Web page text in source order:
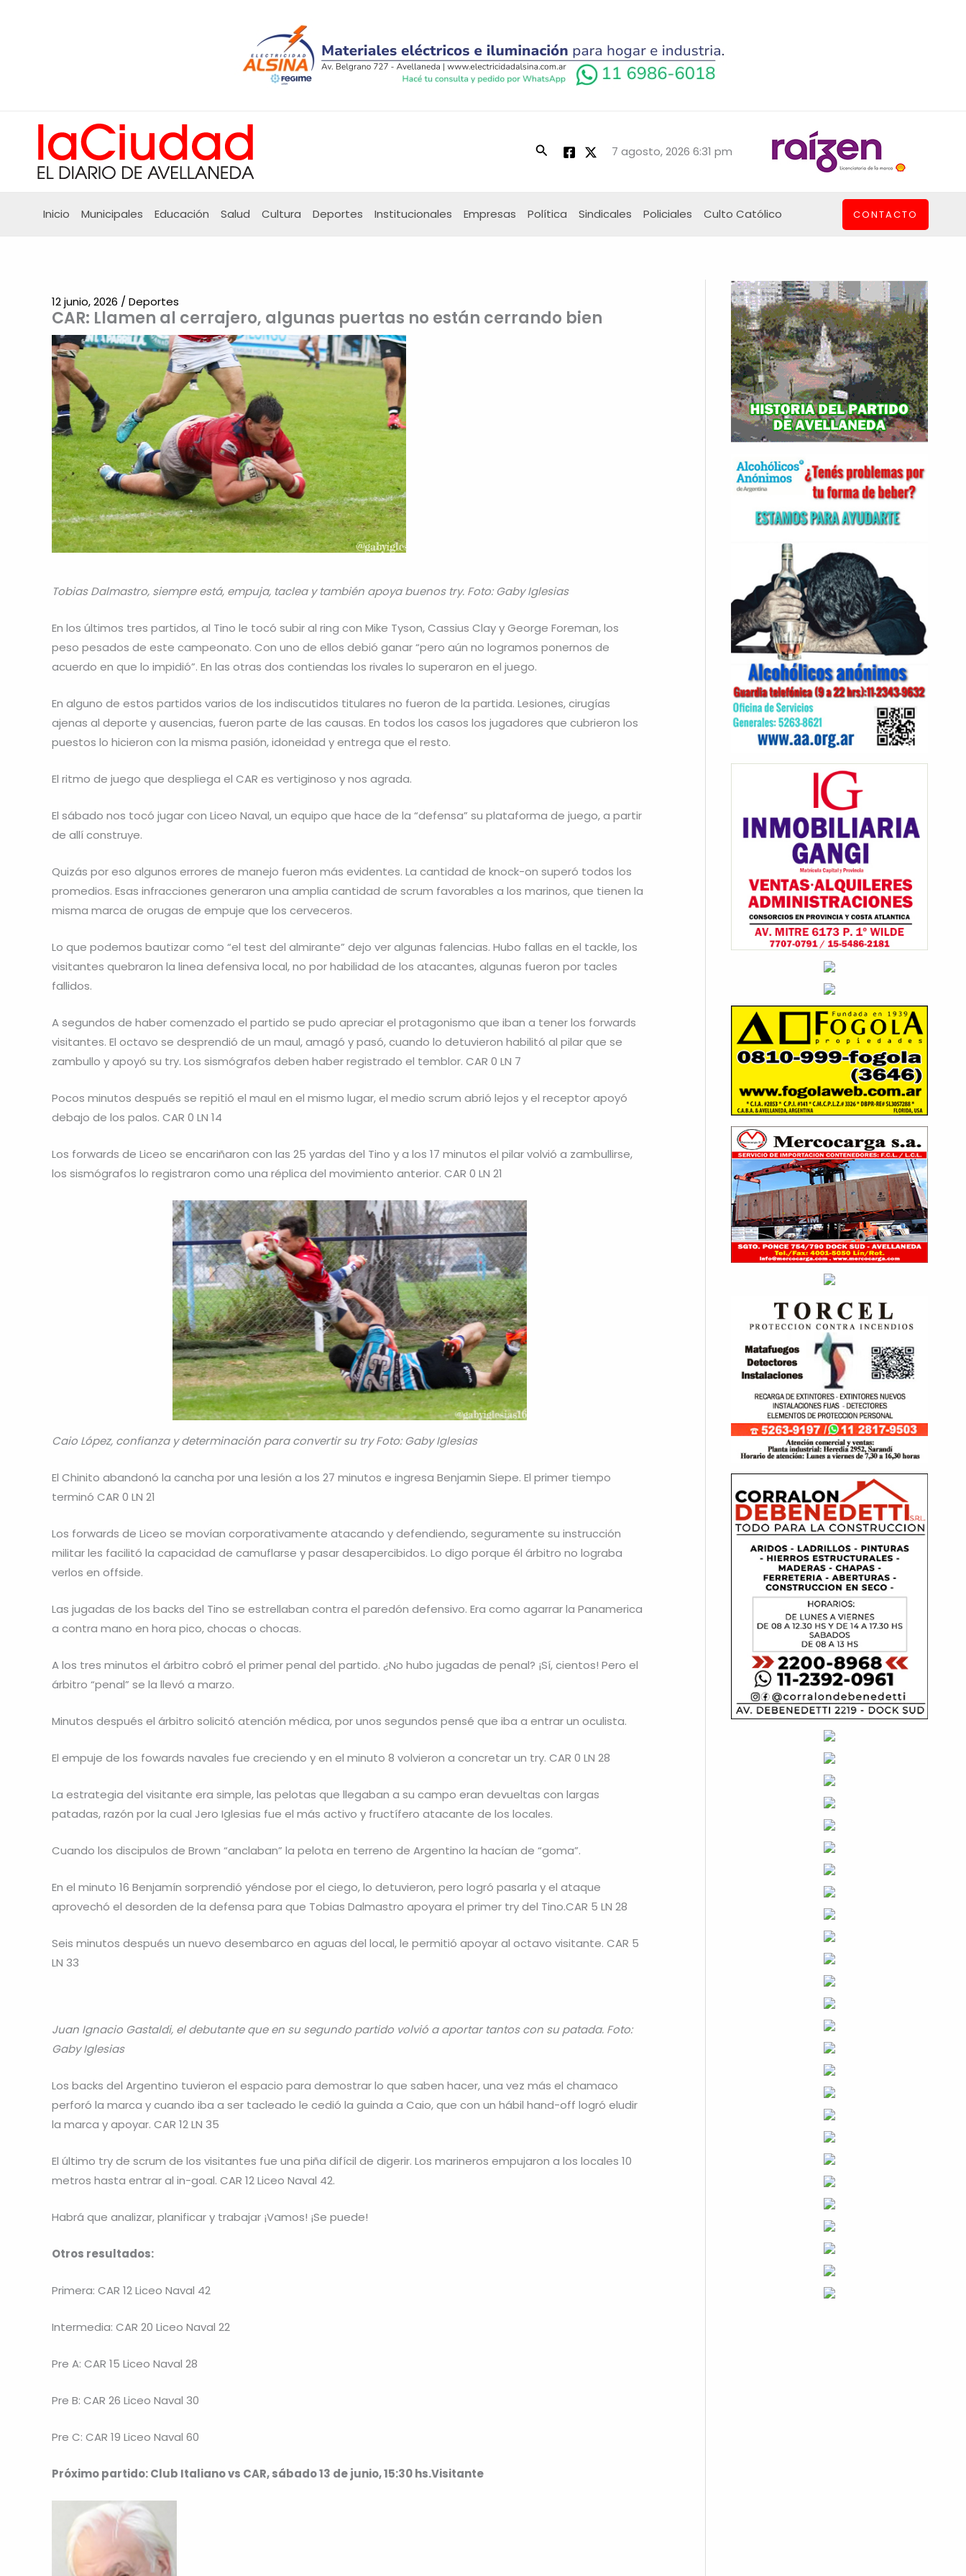
Buscar 7 agosto, 2026 6:31 pm
Inicio Municipales Educación Salud Cultura Deportes Institucionales Empresas Política Sindicales Policiales Culto Católico CONTACTO
CAR: Llamen al cerrajero, algunas puertas no están cerrando bien
12 junio, 2026 / Deportes
Tobias Dalmastro, siempre está, empuja, taclea y también apoya buenos try. Foto: Gaby Iglesias
En los últimos tres partidos, al Tino le tocó subir al ring con Mike Tyson, Cassius Clay y George Foreman, los
peso pesados de este campeonato. Con uno de ellos debió ganar “pero aún no logramos ponernos de
acuerdo en que lo impidió”. En las otras dos contiendas los rivales lo superaron en el juego.
En alguno de estos partidos varios de los indiscutidos titulares no fueron de la partida. Lesiones, cirugías
ajenas al deporte y ausencias, fueron parte de las causas. En todos los casos los jugadores que cubrieron los
puestos lo hicieron con la misma pasión, idoneidad y entrega que el resto.
El ritmo de juego que despliega el CAR es vertiginoso y nos agrada.
El sábado nos tocó jugar con Liceo Naval, un equipo que hace de la “defensa” su plataforma de juego, a partir
de allí construye.
Quizás por eso algunos errores de manejo fueron más evidentes. La cantidad de knock-on superó todos los
promedios. Esas infracciones generaron una amplia cantidad de scrum favorables a los marinos, que tienen la
misma marca de orugas de empuje que los cerveceros.
Lo que podemos bautizar como “el test del almirante” dejo ver algunas falencias. Hubo fallas en el tackle, los
visitantes quebraron la linea defensiva local, no por habilidad de los atacantes, algunas fueron por tacles
fallidos.
A segundos de haber comenzado el partido se pudo apreciar el protagonismo que iban a tener los forwards
visitantes. El octavo se desprendió de un maul, amagó y pasó, cuando lo detuvieron habilitó al pilar que se
zambullo y apoyó su try. Los sismógrafos deben haber registrado el temblor. CAR 0 LN 7
Pocos minutos después se repitió el maul en el mismo lugar, el medio scrum abrió lejos y el receptor apoyó
debajo de los palos. CAR 0 LN 14
Los forwards de Liceo se encariñaron con las 25 yardas del Tino y a los 17 minutos el pilar volvió a zambullirse,
los sismógrafos lo registraron como una réplica del movimiento anterior. CAR 0 LN 21
Caio López, confianza y determinación para convertir su try Foto: Gaby Iglesias
El Chinito abandonó la cancha por una lesión a los 27 minutos e ingresa Benjamin Siepe. El primer tiempo
terminó CAR 0 LN 21
Los forwards de Liceo se movían corporativamente atacando y defendiendo, seguramente su instrucción
militar les facilitó la capacidad de camuflarse y pasar desapercibidos. Lo digo porque él árbitro no lograba
verlos en offside.
Las jugadas de los backs del Tino se estrellaban contra el paredón defensivo. Era como agarrar la Panamerica
a contra mano en hora pico, chocas o chocas.
A los tres minutos el árbitro cobró el primer penal del partido. ¿No hubo jugadas de penal? ¡Sí, cientos! Pero el
árbitro “penal” se la llevó a marzo.
Minutos después el árbitro solicitó atención médica, por unos segundos pensé que iba a entrar un oculista.
El empuje de los fowards navales fue creciendo y en el minuto 8 volvieron a concretar un try. CAR 0 LN 28
La estrategia del visitante era simple, las pelotas que llegaban a su campo eran devueltas con largas
patadas, razón por la cual Jero Iglesias fue el más activo y fructífero atacante de los locales.
Cuando los discipulos de Brown “anclaban” la pelota en terreno de Argentino la hacían de “goma”.
En el minuto 16 Benjamín sorprendió yéndose por el ciego, lo detuvieron, pero logró pasarla y el ataque
aprovechó el desorden de la defensa para que Tobias Dalmastro apoyara el primer try del Tino.CAR 5 LN 28
Seis minutos después un nuevo desembarco en aguas del local, le permitió apoyar al octavo visitante. CAR 5
LN 33
Juan Ignacio Gastaldi, el debutante que en su segundo partido volvió a aportar tantos con su patada. Foto:
Gaby Iglesias
Los backs del Argentino tuvieron el espacio para demostrar lo que saben hacer, una vez más el chamaco
perforó la marca y cuando iba a ser tacleado le cedió la guinda a Caio, que con un hábil hand-off logró eludir
la marca y apoyar. CAR 12 LN 35
El último try de scrum de los visitantes fue una piña difícil de digerir. Los marineros empujaron a los locales 10
metros hasta entrar al in-goal. CAR 12 Liceo Naval 42.
Habrá que analizar, planificar y trabajar ¡Vamos! ¡Se puede!
Otros resultados:
Primera: CAR 12 Liceo Naval 42
Intermedia: CAR 20 Liceo Naval 22
Pre A: CAR 15 Liceo Naval 28
Pre B: CAR 26 Liceo Naval 30
Pre C: CAR 19 Liceo Naval 60
Próximo partido: Club Italiano vs CAR, sábado 13 de junio, 15:30 hs.Visitante